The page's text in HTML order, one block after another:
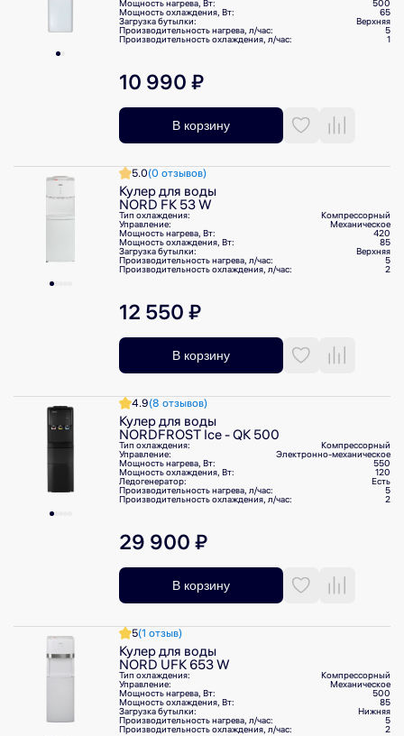
Мощность нагрева, Вт: 500
Мощность охлаждения, Вт: 65
Загрузка бутылки: Верхняя
Производительность нагрева, л/⁠час: 5
Производительность охлаждения, л/⁠час: 1
10 990 ₽
В корзину
5.0(0 отзывов)
Кулер для воды
NORD FK 53 W
Тип охлаждения: Компрессорный
Управление: Механическое
Мощность нагрева, Вт: 420
Мощность охлаждения, Вт: 85
Загрузка бутылки: Верхняя
Производительность нагрева, л/⁠час: 5
Производительность охлаждения, л/⁠час: 2
12 550 ₽
В корзину
4.9(8 отзывов)
Кулер для воды
NORDFROST Ice - QK 500
Тип охлаждения: Компрессорный
Управление: Электронно-механическое
Мощность нагрева, Вт: 550
Мощность охлаждения, Вт: 120
Ледогенератор: Есть
Производительность нагрева, л/⁠час: 5
Производительность охлаждения, л/⁠час: 2
29 900 ₽
В корзину
5(1 отзыв)
Кулер для воды
NORD UFK 653 W
Тип охлаждения: Компрессорный
Управление: Механическое
Мощность нагрева, Вт: 500
Мощность охлаждения, Вт: 85
Загрузка бутылки: Нижняя
Производительность нагрева, л/⁠час: 5
Производительность охлаждения, л/⁠час: 2